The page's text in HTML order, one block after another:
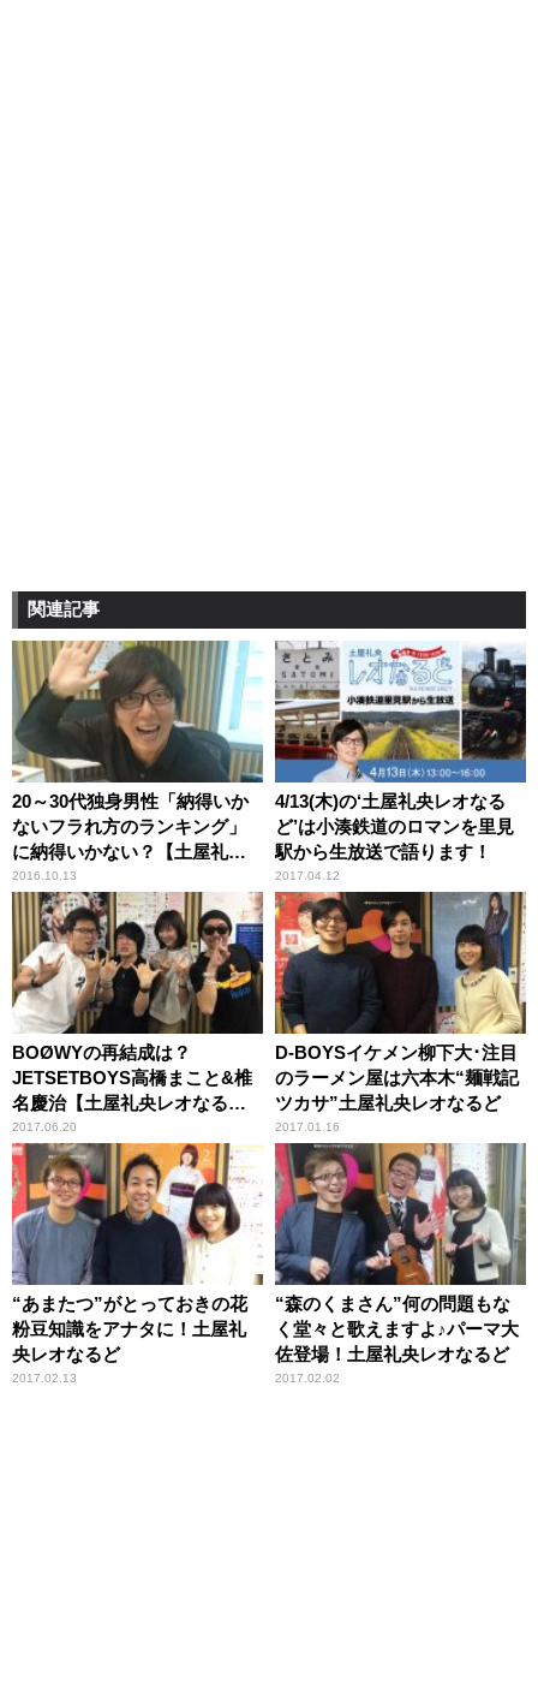
関連記事
20～30代独身男性「納得いか
ないフラれ方のランキング」
に納得いかない？【土屋礼央
レオなるど】
2016.10.13
4/13(木)の‘土屋礼央レオなる
ど’は小湊鉄道のロマンを里見
駅から生放送で語ります！
2017.04.12
BOØWYの再結成は？
JETSETBOYS高橋まこと&椎
名慶治【土屋礼央レオなる
ど】
2017.06.20
D-BOYSイケメン柳下大･注目
のラーメン屋は六本木“麺戦記
ツカサ”土屋礼央レオなるど
2017.01.16
“あまたつ”がとっておきの花
粉豆知識をアナタに！土屋礼
央レオなるど
2017.02.13
“森のくまさん”何の問題もな
く堂々と歌えますよ♪パーマ大
佐登場！土屋礼央レオなるど
2017.02.02